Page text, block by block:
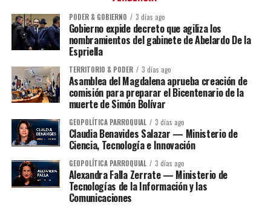
PODER & GOBIERNO 3 días ago
Gobierno expide decreto que agiliza los
nombramientos del gabinete de Abelardo De la
Espriella
TERRITORIO & PODER 3 días ago
Asamblea del Magdalena aprueba creación de
comisión para preparar el Bicentenario de la
muerte de Simón Bolívar
GEOPOLÍTICA PARROQUIAL 3 días ago
Claudia Benavides Salazar — Ministerio de
Ciencia, Tecnología e Innovación
GEOPOLÍTICA PARROQUIAL 3 días ago
Alexandra Falla Zerrate — Ministerio de
Tecnologías de la Información y las
Comunicaciones